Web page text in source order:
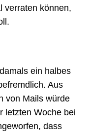
verraten können,
ein halbes
Aus
von Mails würde
letzten Woche bei
dass